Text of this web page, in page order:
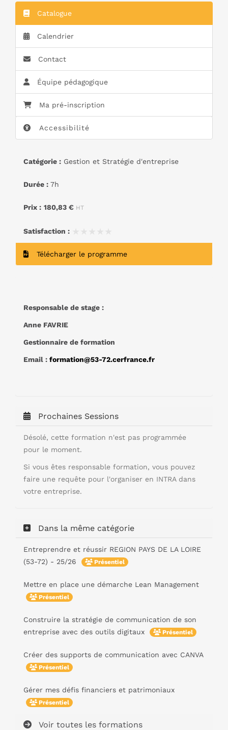
Catalogue
Calendrier
Contact
Équipe pédagogique
Ma pré-inscription
Accessibilité
Catégorie : Gestion et Stratégie d'entreprise
Durée : 7h
Prix : 180,83 € HT
Satisfaction :
Télécharger le programme
Responsable de stage :
Anne FAVRIE
Gestionnaire de formation
Email : formation@53-72.cerfrance.fr
Prochaines Sessions
Désolé, cette formation n'est pas programmée
pour le moment.
Si vous êtes responsable formation, vous pouvez
faire une requête pour l'organiser en INTRA dans
votre entreprise.
Dans la même catégorie
Entreprendre et réussir REGION PAYS DE LA LOIRE
(53-72) - 25/26
Présentiel
Mettre en place une démarche Lean Management
Présentiel
Construire la stratégie de communication de son
entreprise avec des outils digitaux
Présentiel
Créer des supports de communication avec CANVA
Présentiel
Gérer mes défis financiers et patrimoniaux
Présentiel
Voir toutes les formations